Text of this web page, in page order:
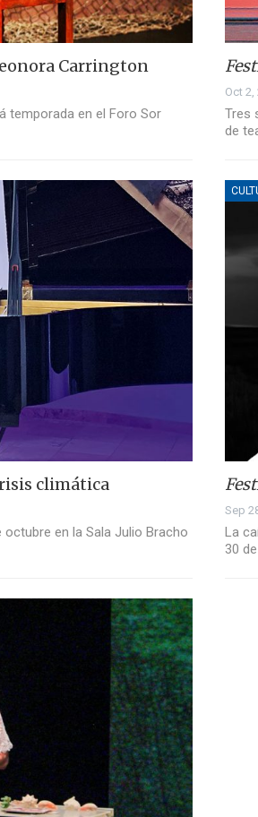
Carrington
temporada en el Foro Sor
Oct 2,
Tres
de
climática
en la Sala Julio Bracho
Sep
La
30